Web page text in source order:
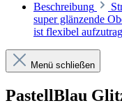
Beschreibung
super glänzende
ist flexibel
Menü schließen
PastellBlau